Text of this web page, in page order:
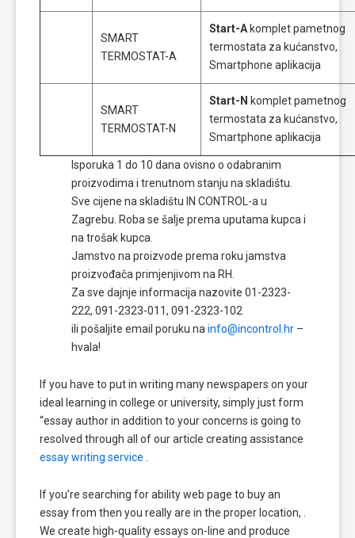
SMART
TERMOSTAT-A
Start-Akomplet pametnog
termostata za kućanstvo,
Smartphone aplikacija
SMART
TERMOSTAT-N
Start-N komplet pametnog
termostata za kućanstvo,
Smartphone aplikacija
Isporuka 1 do 10 dana ovisno o odabranim
proizvodima i trenutnom stanju na skladištu.
Sve cijene na skladištu IN CONTROL-a u
Zagrebu. Roba se šalje prema uputama kupca i
na trošak kupca.
Jamstvo na proizvode prema roku jamstva
proizvođača primjenjivom na RH.
Za sve dajnje informacija nazovite 01-2323-
222, 091-2323-011, 091-2323-102
ili pošaljite email poruku na info@incontrol.hr –
hvala!
If you have to put in writing many newspapers on your
ideal learning in college or university, simply just form
“essay author in addition to your concerns is going to
resolved through all of our article creating assistance
essay writing service
If you’re searching for ability web page to buy an
essay from then you really are in the proper location, .
We create high-quality essays on-line and produce